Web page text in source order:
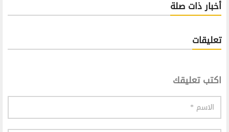
أخبار ذات صلة
تعليقات
اكتب تعليقك